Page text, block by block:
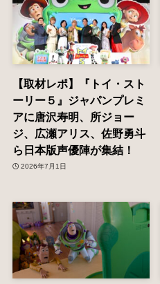
【取材レポ】『トイ・スト
ーリー５』ジャパンプレミ
アに唐沢寿明、所ジョー
ジ、広瀬アリス、佐野勇斗
ら日本版声優陣が集結！
2026年7月1日